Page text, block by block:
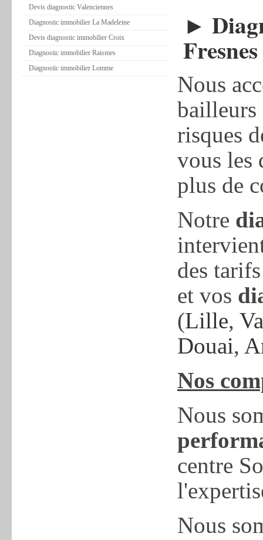
Devis diagnostic Valenciennes
Diagnostic immobilier La Madeleine
Devis diagnostic immobilier Croix
Diagnostic immobilier Raismes
Diagnostic immobilier Lomme
►
Nous
bailleurs
risques
vous les
plus de
Notre
des
et vos
(Lille,
Douai,
Nos
Nous
centre
Nous